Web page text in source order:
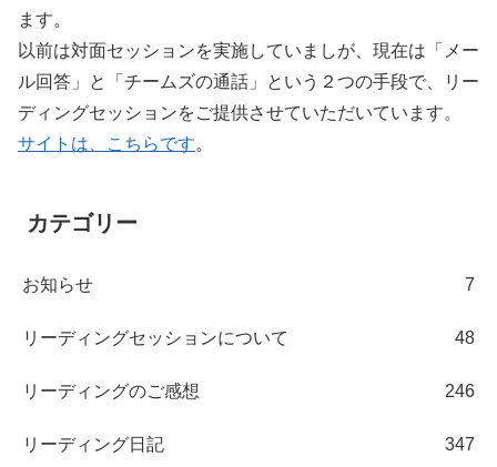
ます。
以前は対面セッションを実施していましが、現在は「メー
ル回答」と「チームズの通話」という２つの手段で、リー
ディングセッションをご提供させていただいています。
サイトは、こちらです。
カテゴリー
お知らせ 7
リーディングセッションについて 48
リーディングのご感想 246
リーディング日記 347